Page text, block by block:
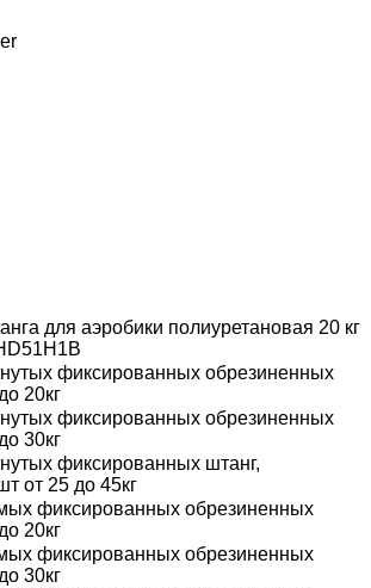
для аэробики полиуретановая 20 кг
фиксированных обрезиненных
20кг
фиксированных обрезиненных
30кг
фиксированных штанг,
от 25 до 45кг
фиксированных обрезиненных
20кг
фиксированных обрезиненных
30кг